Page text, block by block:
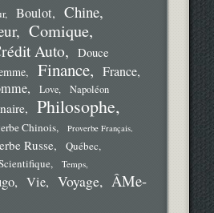
Boulot Chine
Comique
Auto
Douce
Finance France
Love
Napoléon
Philosophe
Chinois Proverbe Français
Russe Québec
Temps
Vie Voyage
ÂMe-